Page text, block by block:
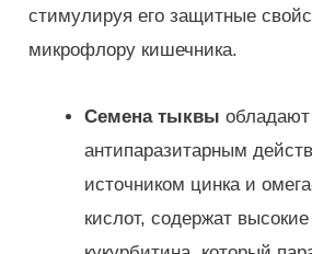
стимулируя его защитные
микрофлору кишечника.
Семена тыквы
антипаразитарным
источником цинка и
кислот, содержат